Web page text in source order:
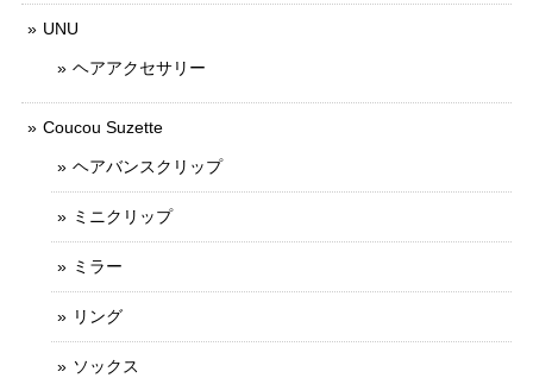
UNU
ヘアアクセサリー
Coucou Suzette
ヘアバンスクリップ
ミニクリップ
ミラー
リング
ソックス